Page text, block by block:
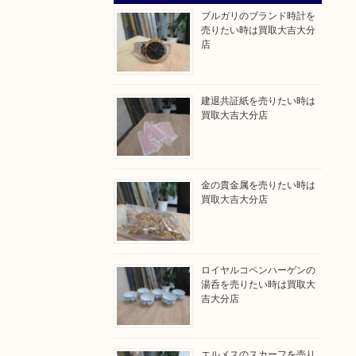
ブルガリのブランド時計を
売りたい時は買取大吉大分
店
建退共証紙を売りたい時は
買取大吉大分店
金の貴金属を売りたい時は
買取大吉大分店
ロイヤルコペンハーゲンの
湯呑を売りたい時は買取大
吉大分店